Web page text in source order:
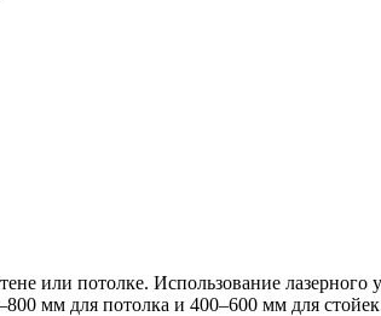
или потолке. Использование
мм для потолка и 400–600 мм для